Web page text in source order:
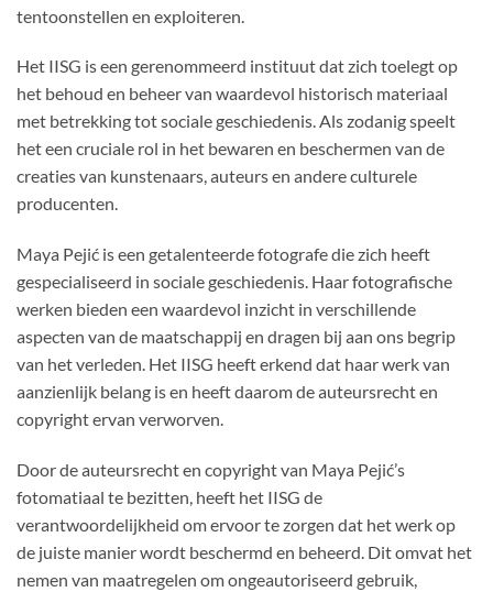
tentoonstellen en exploiteren.
Het IISG is een gerenommeerd instituut dat zich toelegt op
het behoud en beheer van waardevol historisch materiaal
met betrekking tot sociale geschiedenis. Als zodanig speelt
het een cruciale rol in het bewaren en beschermen van de
creaties van kunstenaars, auteurs en andere culturele
producenten.
Maya Pejić is een getalenteerde fotografe die zich heeft
gespecialiseerd in sociale geschiedenis. Haar fotografische
werken bieden een waardevol inzicht in verschillende
aspecten van de maatschappij en dragen bij aan ons begrip
van het verleden. Het IISG heeft erkend dat haar werk van
aanzienlijk belang is en heeft daarom de auteursrecht en
copyright ervan verworven.
Door de auteursrecht en copyright van Maya Pejić’s
fotomatiaal te bezitten, heeft het IISG de
verantwoordelijkheid om ervoor te zorgen dat het werk op
de juiste manier wordt beschermd en beheerd. Dit omvat het
nemen van maatregelen om ongeautoriseerd gebruik,